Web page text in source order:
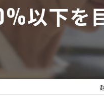
以下を